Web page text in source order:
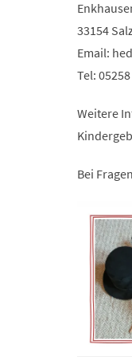
33154
Email:
Tel:
Weitere
Bei